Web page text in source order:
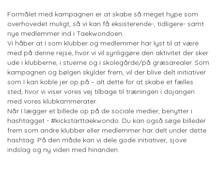
Formålet med kampagnen er at skabe så meget hype som
overhovedet muligt, så vi kan få eksisterende-, tidligere- samt
nye medlemmer ind i Taekwondoen.
Vi håber at I som klubber og medlemmer har lyst til at være
med på denne rejse, hvor vi vil synliggøre den aktivitet der sker
ude i klubberne, i stuerne og i skolegårde/på græsarealer. Som
kampagnen og bølgen skylder frem, vil der blive delt initiativer
som I kan koble jer op på – alt dette for at skabe et fælles
sted, hvor vi viser vores vej tilbage til træningen i dojangen
med vores klubkammerater.
Når I lægger et billede op på de sociale medier, benytter i
hashtagget - #kickstarttaekwondo. Du kan også søge billeder
frem som andre klubber eller medlemmer har delt under dette
hashtag. På den måde kan vi dele gode initiativer, sjove
indslag og ny viden med hinanden.